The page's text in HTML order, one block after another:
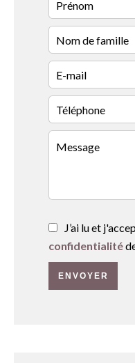
J’ai lu et
confidentialité
ENVOYER